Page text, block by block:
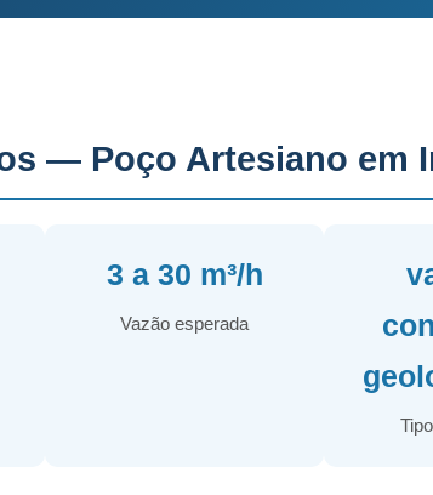
— Poço Artesiano em
3 a 30 m³/h
Vazão esperada